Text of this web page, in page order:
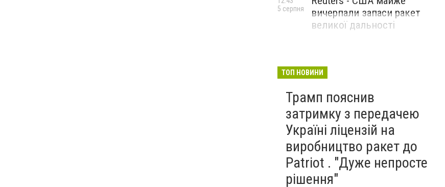
вичерпали запаси ракет
великої дальності
5 серпня
ТОП НОВИНИ
Трамп пояснив
затримку з передачею
Україні ліцензій на
виробництво ракет до
Patriot . "Дуже непросте
рішення"